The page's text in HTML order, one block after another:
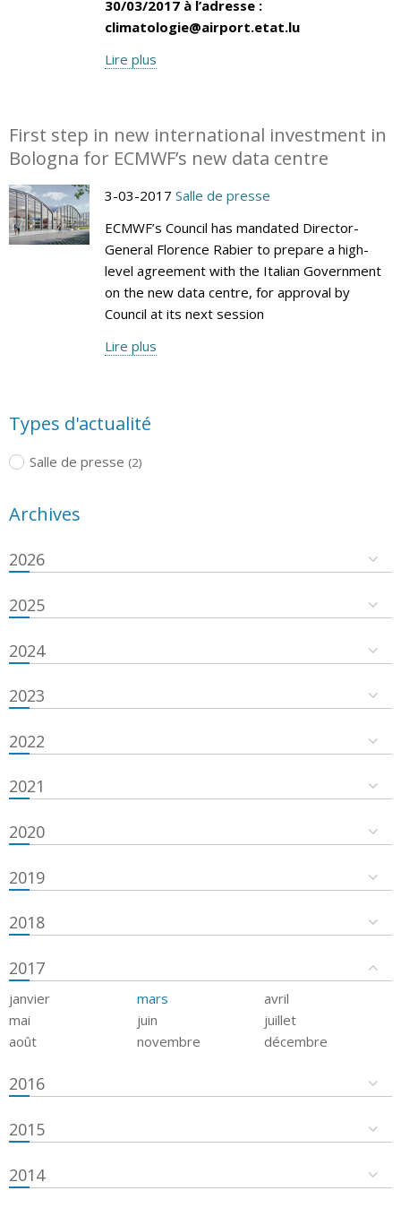
30/03/2017 à l’adresse :
climatologie@airport.etat.lu
Lire plus
First step in new international investment in
Bologna for ECMWF’s new data centre
3-03-2017 Salle de presse
ECMWF’s Council has mandated Director-
General Florence Rabier to prepare a high-
level agreement with the Italian Government
on the new data centre, for approval by
Council at its next session
Lire plus
Types d'actualité
Salle de presse (2)
Archives
2026
2025
2024
2023
2022
2021
2020
2019
2018
2017
janvier mars
avril
mai
juin
juillet
août
novembre décembre
2016
2015
2014